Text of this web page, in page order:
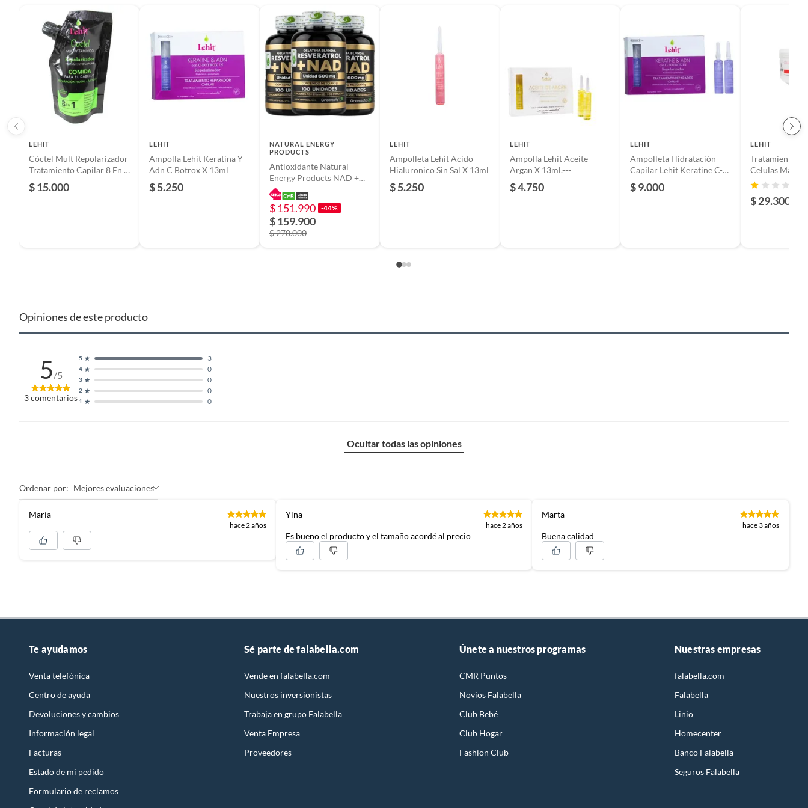
Cantidad contenida en el empaque 35 ml de pegante universal
Color amarillo
Rendimiento 35 ml para varias aplicaciones
Secado final
Resistencia al agua No
LEHIT
Cóctel Mult Repolarizador
Tratamiento Capilar 8 En 1
90g
$ 15.000
LEHIT
Ampolla Lehit Keratina Y
Adn C Botrox X 13ml
$ 5.250
NATURAL ENERGY
PRODUCTS
Antioxidante Natural
Energy Products NAD +
Resveratrol 1500 mg 100
Capsulas x2
$ 151.990 -44%
$ 159.900
$ 270.000
LEHIT
Ampolleta Lehit Acido
Hialuronico Sin Sal X 13ml
$ 5.250
LEHIT
Ampolla Lehit Aceite
Argan X 13ml.---
$ 4.750
LEHIT
Ampolleta Hidratación
Capilar Lehit Keratine C-
Botrox-IN X1Unidad 13ml
$ 9.000
LEHIT
Tratamiento
Celulas Madre
300g
$ 29.300
Opiniones de este producto
5/5
3comentarios 1 0
2 0
3 0
4 0
5 3
Ocultar todas las opiniones
Ordenar por: Mejores evaluaciones
María
hace 2 años
Yina
hace 2 años
Es bueno el producto y el tamaño acordé al precio
Marta
hace 3 años
Buena calidad
Te ayudamos
Venta telefónica
Centro de ayuda
Devoluciones y cambios
Información legal
Facturas
Estado de mi pedido
Formulario de reclamos
Sé parte de falabella.com
Vende en falabella.com
Nuestros inversionistas
Trabaja en grupo Falabella
Venta Empresa
Proveedores
Únete a nuestros programas
CMR Puntos
Novios Falabella
Club Bebé
Club Hogar
Fashion Club
Nuestras empresas
falabella.com
Falabella
Linio
Homecenter
Banco Falabella
Seguros Falabella